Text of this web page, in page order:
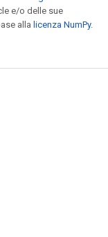
e/o delle sue
alla licenza NumPy.